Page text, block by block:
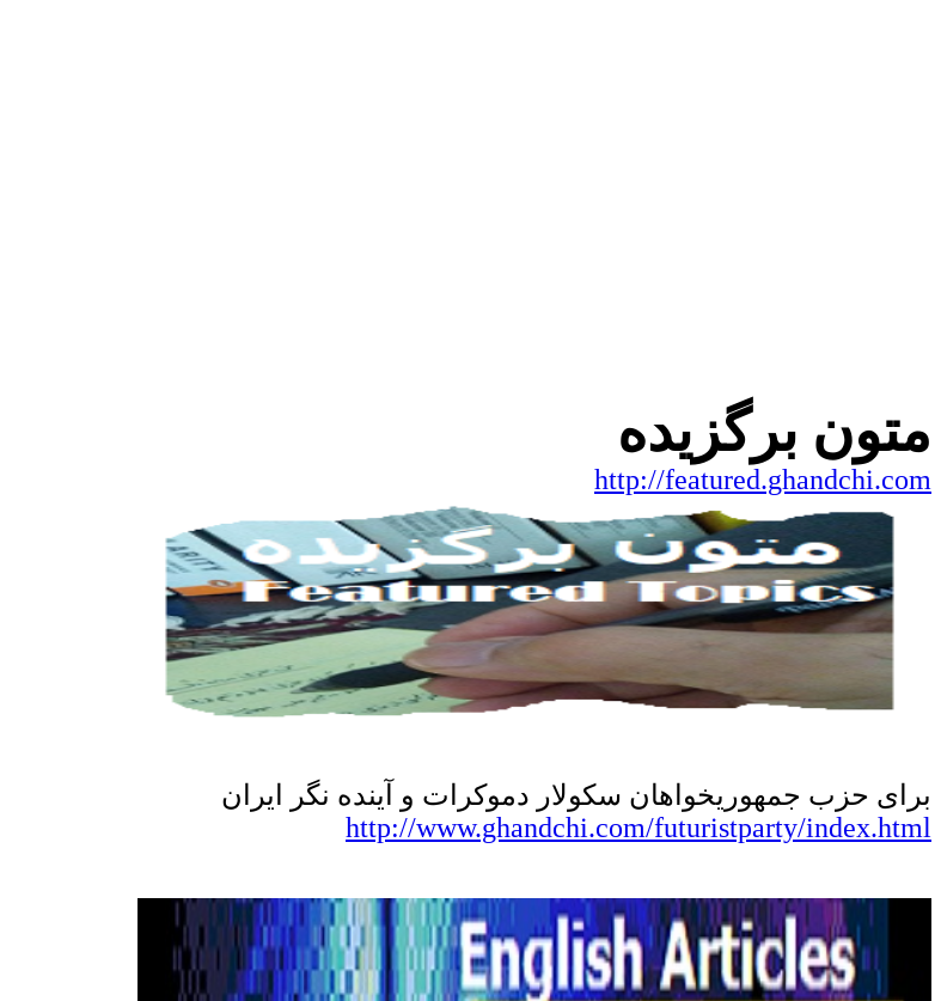
متون برگزیده
http://featured.ghandchi.com
برای حزب جمهوریخواهان سکولار دموکرات و آینده نگر ایران
http://www.ghandchi.com/futuristparty/index.html